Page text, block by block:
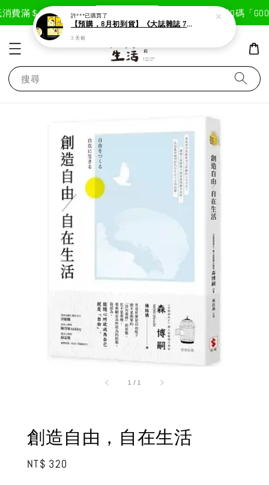
費滿＄1800免運費 現在去購物！ 首次註冊輸入折扣碼「
搜尋
1 / 1
創造自由，自在生活
Regular
NT$ 320
許***已購買了
【預購，8月初到貨】《大誌雜誌 7月號 第 196 期》封面：布丁狗
3 天前